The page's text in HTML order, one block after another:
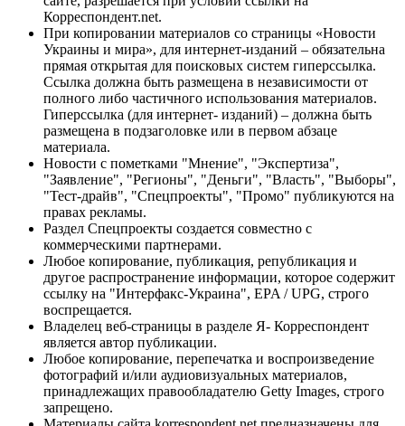
Корреспондент.net.
При копировании материалов со страницы «Новости
Украины и мира», для интернет-изданий – обязательна
прямая открытая для поисковых систем гиперссылка.
Ссылка должна быть размещена в независимости от
полного либо частичного использования материалов.
Гиперссылка (для интернет- изданий) – должна быть
размещена в подзаголовке или в первом абзаце
материала.
Новости с пометками "Мнение", "Экспертиза",
"Заявление", "Регионы", "Деньги", "Власть", "Выборы",
"Тест-драйв", "Спецпроекты", "Промо" публикуются на
правах рекламы.
Раздел Спецпроекты создается совместно с
коммерческими партнерами.
Любое копирование, публикация, републикация и
другое распространение информации, которое содержит
ссылку на "Интерфакс-Украина", EPA / UPG, строго
воспрещается.
Владелец веб-страницы в разделе Я- Корреспондент
является автор публикации.
Любое копирование, перепечатка и воспроизведение
фотографий и/или аудиовизуальных материалов,
принадлежащих правообладателю Getty Images, строго
запрещено.